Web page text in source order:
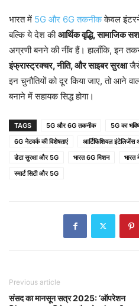
भारत में 5G और 6G तकनीककेवल
बल्कि ये देश कीआर्थिक वृद्धि, सामाजिक
अग्रणी बनने की नींव हैं। हालाँकि, इन
इंफ्रास्ट्रक्चर, नीति, और साइबर सुरक्षाजैसे
इन चुनौतियों को दूर किया जाए, तो आने
बनाने में सहायक सिद्ध होगा।
TAGS 5G और 6G तकनीक 5G का
6G नेटवर्क की विशेषताएं
आर्टिफिशियल
डेटा सुरक्षा और 5G
भारत 6G मिशन
स्मार्ट सिटी और 5G
Previous article
संसद का मानसून सत्र 2025: ‘ऑपरेशन